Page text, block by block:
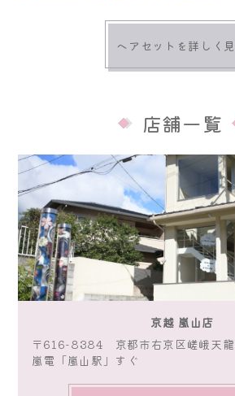
ヘアセットを詳しく
店舗一覧
京越 嵐山店
〒616-8384 京都市右京区嵯峨天
嵐電「嵐山駅」すぐ